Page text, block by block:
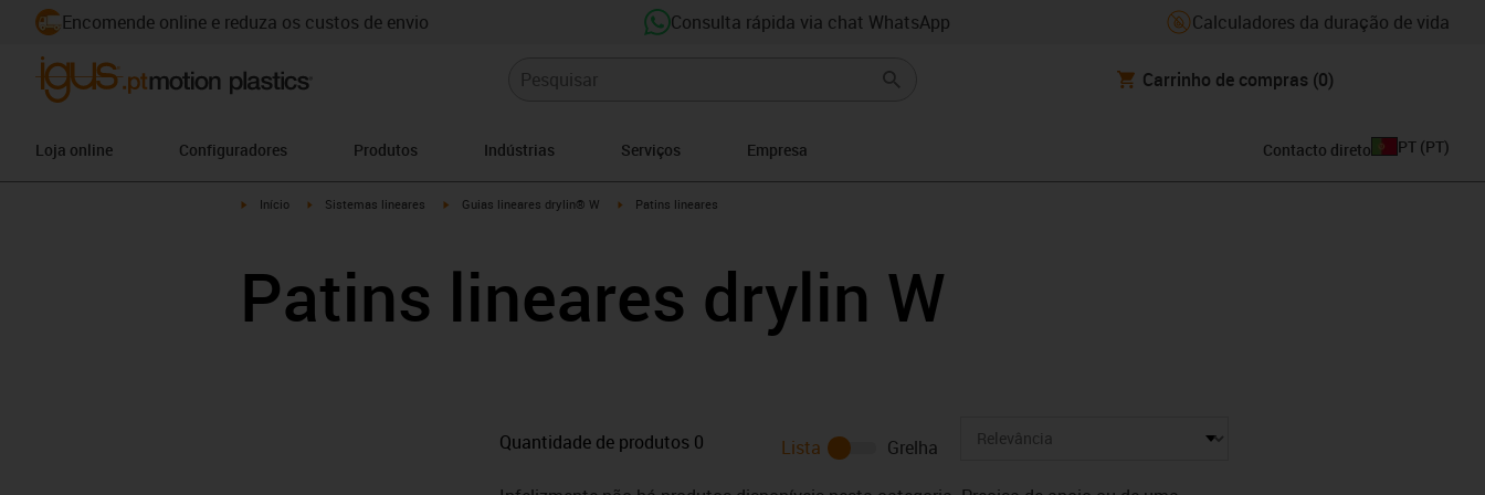
Encomende online e reduza os custos de envio Consulta rápida via chat WhatsApp Calculadores da duração de vida
Carrinho de compras (0)
Loja online Configuradores Produtos Indústrias Serviços Empresa Contacto direto PT (PT)
igus-icon-arrow-right
Início igus-icon-arrow-right
Sistemas lineares igus-icon-arrow-right
Guias lineares drylin® W igus-icon-arrow-right
Patins lineares
Patins lineares drylin W
Quantidade de produtos 0 Lista
Grelha